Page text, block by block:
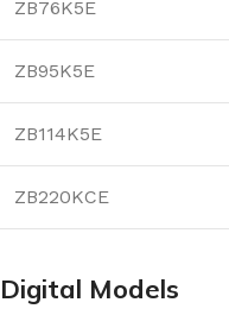
ZB76K5E
ZB95K5E
ZB114K5E
ZB220KCE
Digital Models